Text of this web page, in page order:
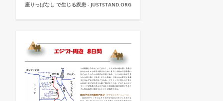
座りっぱなし で生じる疾患 - JUSTSTAND.ORG